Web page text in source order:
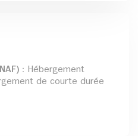
: Hébergement
de courte durée